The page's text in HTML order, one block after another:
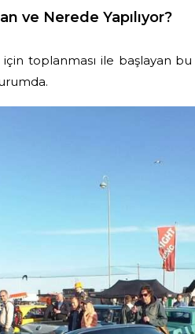
ve Nerede Yapılıyor?
toplanması ile başlayan